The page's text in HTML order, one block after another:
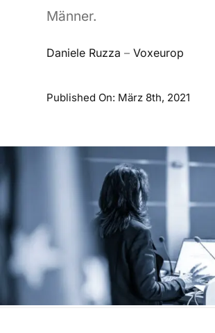
Männer.
Daniele Ruzza –Voxeurop
Published On: März 8th, 2021